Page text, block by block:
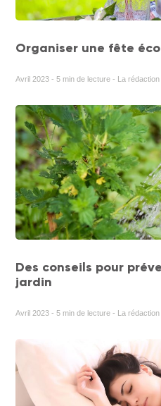
Organiser une fête
Avril 2023 - 5 min de lecture - La rédaction
Des conseils pour
jardin
Avril 2023 - 5 min de lecture - La rédaction